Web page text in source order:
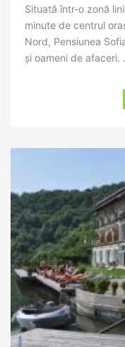
Situată într-o zonă
minute de centrul
Nord, Pensiunea
și oameni de afaceri.